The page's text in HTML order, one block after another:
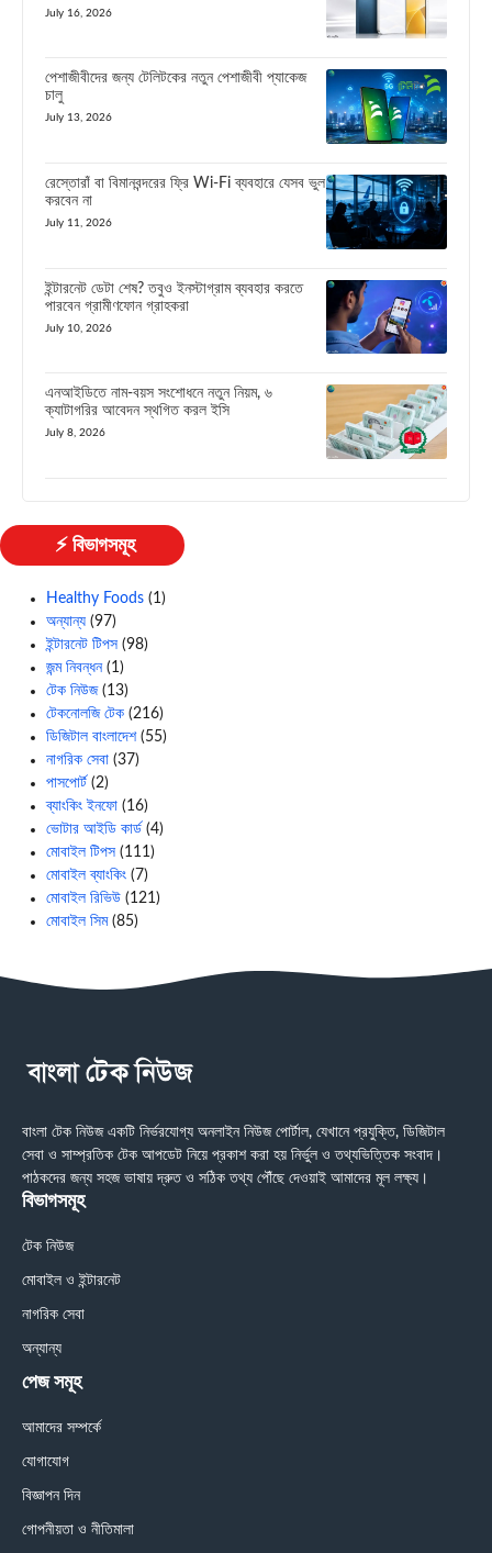
July 16, 2026
পেশাজীবীদের জন্য টেলিটকের নতুন পেশাজীবী প্যাকেজ
চালু
July 13, 2026
রেস্তোরাঁ বা বিমানবন্দরের ফ্রি Wi-Fi ব্যবহারে যেসব ভুল
করবেন না
July 11, 2026
ইন্টারনেট ডেটা শেষ? তবুও ইনস্টাগ্রাম ব্যবহার করতে
পারবেন গ্রামীণফোন গ্রাহকরা
July 10, 2026
এনআইডিতে নাম-বয়স সংশোধনে নতুন নিয়ম, ৬
ক্যাটাগরির আবেদন স্থগিত করল ইসি
July 8, 2026
⚡ বিভাগসমূহ
Healthy Foods (1)
অন্যান্য (97)
ইন্টারনেট টিপস (98)
জন্ম নিবন্ধন(1)
টেক নিউজ(13)
টেকনোলজি টেক (216)
ডিজিটাল বাংলাদেশ(55)
নাগরিক সেবা (37)
পাসপোর্ট (2)
ব্যাংকিং ইনফো (16)
ভোটার আইডি কার্ড (4)
মোবাইল টিপস (111)
মোবাইল ব্যাংকিং (7)
মোবাইল রিভিউ (121)
মোবাইল সিম(85)
বাংলা টেক নিউজ একটি নির্ভরযোগ্য অনলাইন নিউজ পোর্টাল, যেখানে প্রযুক্তি, ডিজিটাল
সেবা ও সাম্প্রতিক টেক আপডেট নিয়ে প্রকাশ করা হয় নির্ভুল ও তথ্যভিত্তিক সংবাদ।
পাঠকদের জন্য সহজ ভাষায় দ্রুত ও সঠিক তথ্য পৌঁছে দেওয়াই আমাদের মূল লক্ষ্য।
বিভাগসমূহ
টেক নিউজ
মোবাইল ও ইন্টারনেট
নাগরিক সেবা
অন্যান্য
পেজ সমূহ
আমাদের সম্পর্কে
যোগাযোগ
বিজ্ঞাপন দিন
গোপনীয়তা ও নীতিমালা